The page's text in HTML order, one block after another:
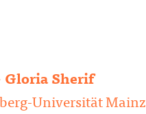
Gloria Sherif
Universität Mainz